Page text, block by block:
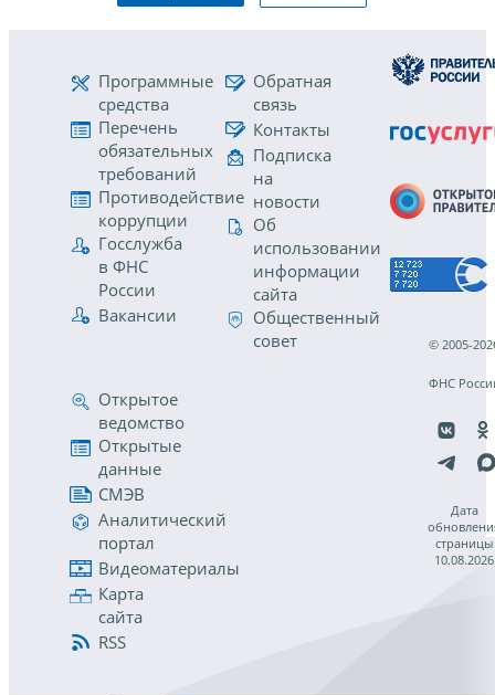
Программные
средства
Перечень
обязательных
требований
Противодействие
коррупции
Госслужба
в ФНС
России
Вакансии
Обратная
связь
Контакты
Подписка
на
новости
Об
использовании
информации
сайта
Общественный
совет
Открытое
ведомство
Открытые
данные
СМЭВ
Аналитический
портал
Видеоматериалы
Карта
сайта
RSS
© 2005-
ФНС
Дата
страницы
10.08.2026